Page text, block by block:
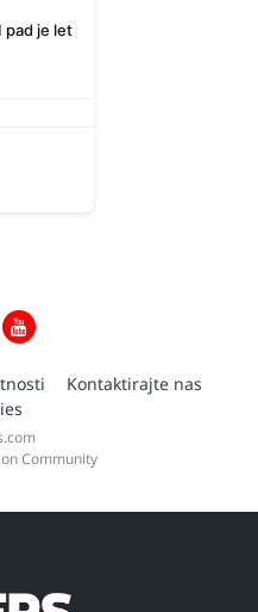
pad je let
Kontaktirajte nas
Community